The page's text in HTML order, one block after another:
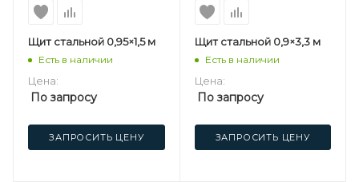
Щит стальной 0,95×1,5 м
Есть в наличии
Цена:
По запросу
ЗАПРОСИТЬ ЦЕНУ
Щит стальной 0,9×3,3 м
Есть в наличии
Цена:
По запросу
ЗАПРОСИТЬ ЦЕНУ